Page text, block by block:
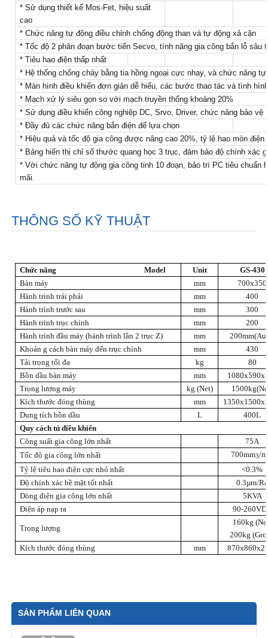
* Sử dụng thiết kế Mos-Fet, hiệu suất
cao
* Chức năng tự động điều chỉnh chống động than và tự động xả cặn
* Tốc độ 2 phân đoạn bước tiến Secvo, tính năng gia công bắn lỗ sâu
* Tiêu hao điện thấp nhất
* Hệ thống chống cháy bằng tia hồng ngoại cực nhạy, và chức năng tự
* Màn hình điều khiển đơn giản dễ hiểu, các bước thao tác và tình
* Mạch xử lý siêu gọn so với mạch truyền thống khoảng 20%
* Sử dụng điều khiển công nghiệp DC, Srvo, Driver, chức năng bảo vệ
* Đầy đủ các chức năng bắn điện để lựa chọn
* Hiệu quả và tốc độ gia công được nâng cao 20%, tỷ lệ hao mòn
* Bảng hiển thị chỉ số thước quang học 3 trục, đảm bảo độ chính xác
* Với chức năng tự động gia công tinh 10 đoạn, bảo trì PC tiêu chuẩn
mãi.
THÔNG SỐ KỸ THUẬT
Chức năng Model Unit
GS-430
Bàn máy
mm
700x350
Hành trình trái phải
mm
400
Hành trình trước sau
mm
300
Hành trình trục chính
mm
200
Hành trình đầu máy (hành trình lần 2 trục Z)
mm
Khoản g cách bàn máy đến trục chính
mm
430
Tải trọng tối đa
kg
80
Bồn dầu bàn máy
mm
Trọng lượng máy
kg (Net)
Kích thước đóng thùng
mm
Dung tích bồn dầu
L
400L
Quy cách tủ điều khiển
Công suất gia công lớn nhất
75A
Tốc độ gia công lớn nhất
700mm3/
Tỷ lệ tiêu hao điện cực nhỏ nhất
<0.3%
Độ chính xác bề mặt tốt nhất
0.3µm/Ra
Dòng điện gia công lớn nhất
5KVA
Điện áp nạp ra
90-
Trọng lượng
160kg
200kg
Kích thước đóng thùng
mm
SẢN PHẨM LIÊN QUAN